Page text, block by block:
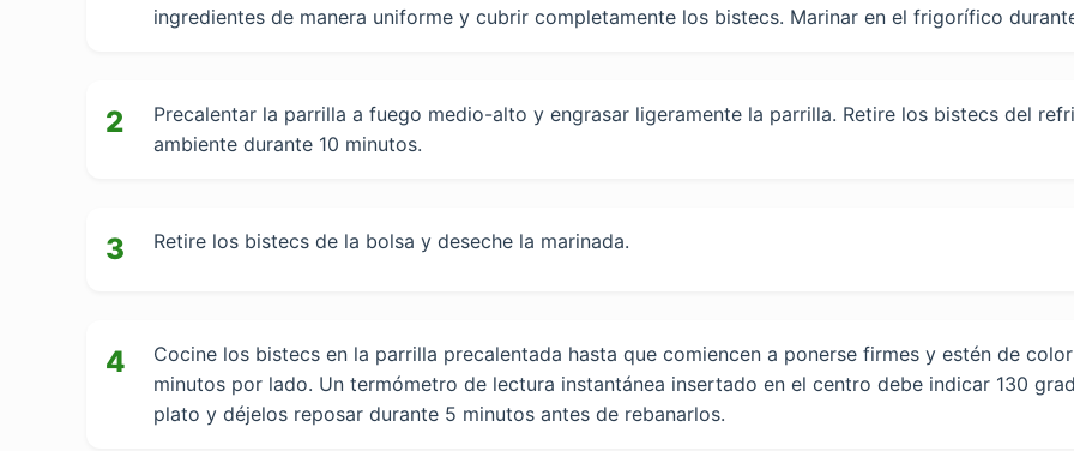
ingredientes de manera uniforme y cubrir completamente los bistecs. Marinar en el frigorífico
2
Precalentar la parrilla a fuego medio-alto y engrasar ligeramente la parrilla. Retire los bistecs del
ambiente durante 10 minutos.
3 Retire los bistecs de la bolsa y deseche la marinada.
4
Cocine los bistecs en la parrilla precalentada hasta que comiencen a ponerse firmes y estén de
minutos por lado. Un termómetro de lectura instantánea insertado en el centro debe indicar 130
plato y déjelos reposar durante 5 minutos antes de rebanarlos.